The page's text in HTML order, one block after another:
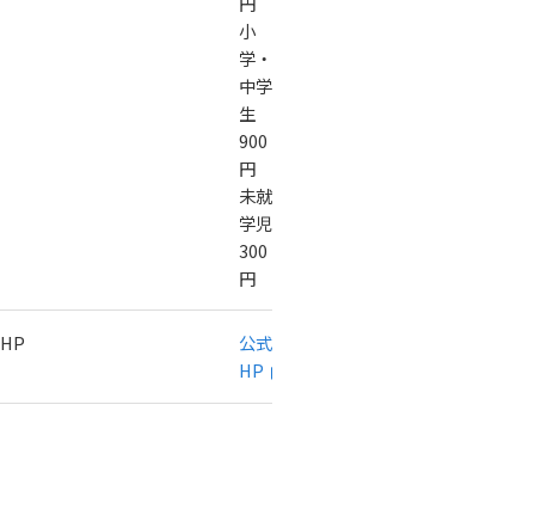
小
学・
中学
生
900
円
未就
学児
300
円
HP
公式
HP